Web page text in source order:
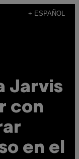
+ ESPAÑOL
Jarvis
con
en el